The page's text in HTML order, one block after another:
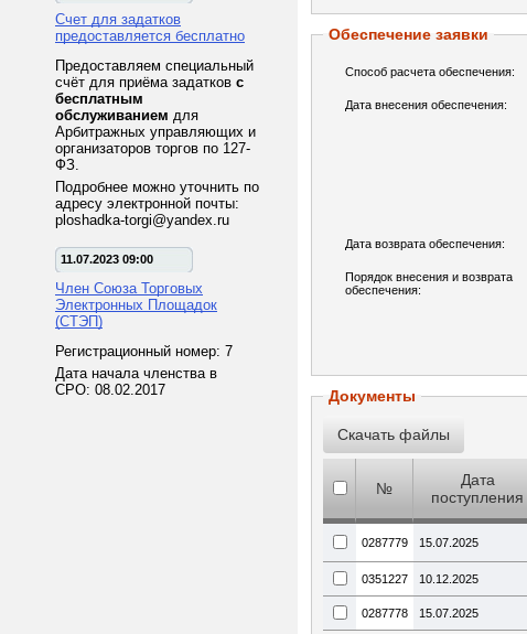
Счет для задатков
предоставляется бесплатно
Предоставляем специальный
счёт для приёма задатков с
бесплатным
обслуживанием для
Арбитражных управляющих и
организаторов торгов по 127-
ФЗ.
Подробнее можно уточнить по
адресу электронной почты:
ploshadka-torgi@yandex.ru
11.07.2023 09:00
Член Союза Торговых
Электронных Площадок
(СТЭП)
Регистрационный номер: 7
Дата начала членства в
СРО: 08.02.2017
Обеспечение заявки
Способ расчета обеспечения:
Дата внесения обеспечения:
Дата возврата обеспечения:
Порядок внесения и возврата
обеспечения:
Документы
№
Дата
поступления
0287779 15.07.2025
0351227 10.12.2025
0287778 15.07.2025